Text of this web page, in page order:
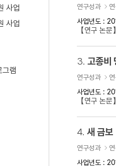
료를 검색
사업
사업
램
연구성과
사업년도 :
【연구 논
3. 고종비
연구성과
사업년도 :
【연구 논
4. 새 금보
연구성과
사업년도 :